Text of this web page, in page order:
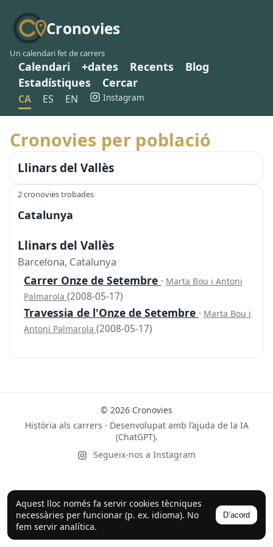
Cronovies
Un calendari fet de carrers
Calendari +dates Recents
Blog
Estadístiques
Cercar
CA ES EN Instagram
Aquest lloc només fa servir cookies tècniques
necessàries per funcionar (p. ex. idioma). No
fem servir analítica.
D’acord
Cronovies per població
Llinars del Vallès
2 cronovies trobades
Catalunya
Llinars del Vallès
Barcelona, Catalunya
Carrer Onze de Setembre · Marta Bou i Antoni
Palmarola (2008-05-17)
Travessia de l'Onze de Setembre · Marta Bou i
Antoni Palmarola (2008-05-17)
© 2026 Cronovies
Història als carrers · Desenvolupat amb l’ajuda de la IA
(ChatGPT).
Segueix-nos a Instagram